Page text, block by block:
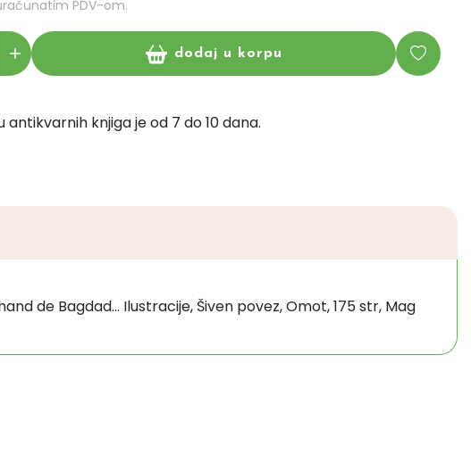
PDV-om.
dodaj u korpu
antikvarnih knjiga je od 7 do 10 dana.
de Bagdad... Ilustracije, Šiven povez, Omot, 175 str, Mag